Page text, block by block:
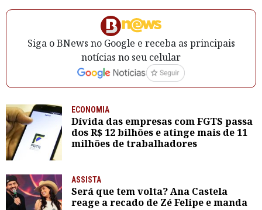
Siga o BNews no Google e receba as principais
notícias no seu celular
ECONOMIA
Dívida das empresas com FGTS passa
dos R$ 12 bilhões e atinge mais de 11
milhões de trabalhadores
ASSISTA
Será que tem volta? Ana Castela
reage a recado de Zé Felipe e manda